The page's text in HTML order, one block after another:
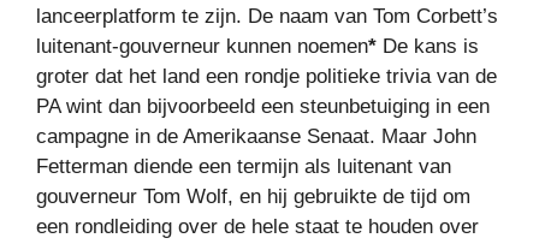
lanceerplatform te zijn. De naam van Tom Corbett’s
luitenant-gouverneur kunnen noemen* De kans is
groter dat het land een rondje politieke trivia van de
PA wint dan bijvoorbeeld een steunbetuiging in een
campagne in de Amerikaanse Senaat. Maar John
Fetterman diende een termijn als luitenant van
gouverneur Tom Wolf, en hij gebruikte de tijd om
een ​​rondleiding over de hele staat te houden over